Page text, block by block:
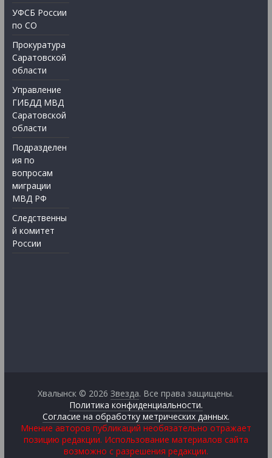
УФСБ России
по СО
Прокуратура
Саратовской
области
Управление
ГИБДД МВД
Саратовской
области
Подразделен
ия по
вопросам
миграции
МВД РФ
Следственны
й комитет
России
Хвалынск © 2026Звезда. Все права защищены.
Политика конфиденциальности.
Согласие на обработку метрических данных.
Мнение авторов публикаций необязательно отражает
позицию редакции. Использование материалов сайта
возможно с разрешения редакции.